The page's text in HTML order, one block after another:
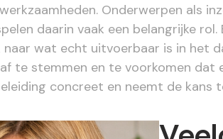
Onderwerpen als
daarin vaak een belangrijke
naar wat echt uitvoerbaar is in het
te stemmen en te voorkomen dat
concreet en neemt de kans